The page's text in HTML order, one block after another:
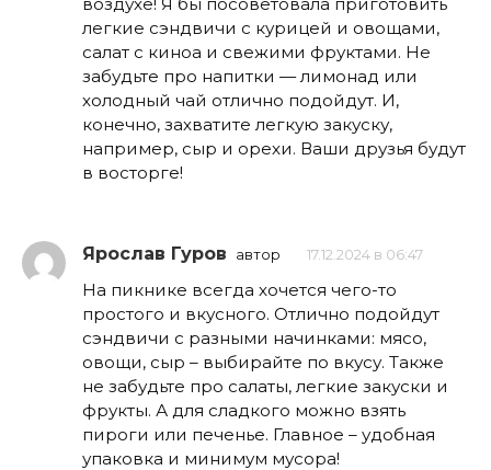
воздухе! Я бы посоветовала приготовить
легкие сэндвичи с курицей и овощами,
салат с киноа и свежими фруктами. Не
забудьте про напитки — лимонад или
холодный чай отлично подойдут. И,
конечно, захватите легкую закуску,
например, сыр и орехи. Ваши друзья будут
в восторге!
Ярослав Гуров автор 17.12.2024 в 06:47
На пикнике всегда хочется чего-то
простого и вкусного. Отлично подойдут
сэндвичи с разными начинками: мясо,
овощи, сыр – выбирайте по вкусу. Также
не забудьте про салаты, легкие закуски и
фрукты. А для сладкого можно взять
пироги или печенье. Главное – удобная
упаковка и минимум мусора!